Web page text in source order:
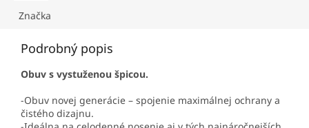
Značka
Podrobný popis
Obuv s vystuženou špicou.
-Obuv novej generácie – spojenie maximálnej ochrany a
čistého dizajnu.